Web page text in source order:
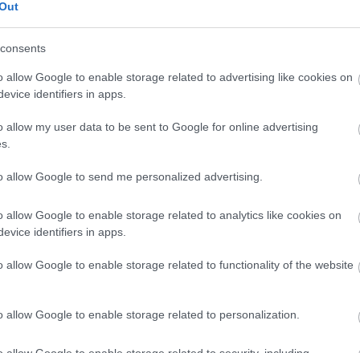
allow Google to enable storage related to advertising like cookies on
identifiers in apps.
allow my user data to be sent to Google for online advertising
allow Google to send me personalized advertising.
allow Google to enable storage related to analytics like cookies on
identifiers in apps.
allow Google to enable storage related to functionality of the website
allow Google to enable storage related to personalization.
και
άνθρωποι
χειρότερα
Μπορούμε να
επιστήμονες
τα θεωρητικά όρια